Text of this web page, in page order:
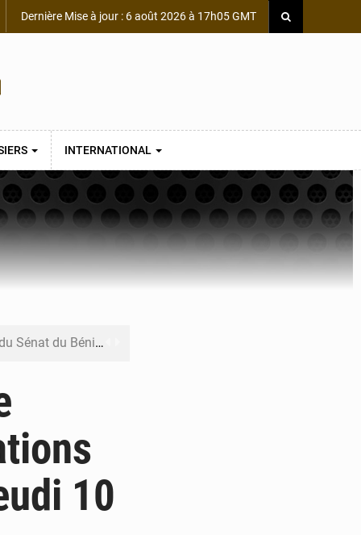
Dernière Mise à jour : 6 août 2026 à 17h05 GMT
INTERNATIONAL
Sénat du Bénin
pour la rentrée
bouclier économique
10